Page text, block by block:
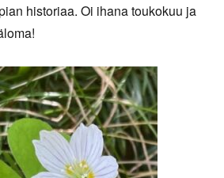
historiaa. Oi ihana toukokuu ja